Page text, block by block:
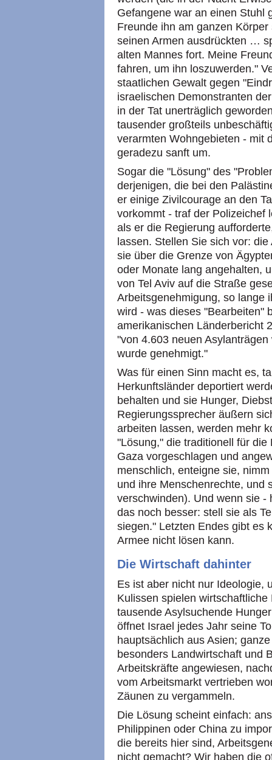
Gefangene war an einen Stuhl
Freunde ihn am ganzen
seinen Armen ausdrückten …
alten Mannes fort. Meine
fahren, um ihn loszuwerden."
staatlichen Gewalt gegen
israelischen Demonstranten
in der Tat unerträglich
tausender großteils
verarmten Wohngebieten - mit
geradezu sanft um.
Sogar die "Lösung" des
derjenigen, die bei den
er einige Zivilcourage an den
vorkommt - traf der Polizeichef
als er die Regierung
lassen. Stellen Sie sich vor:
sie über die Grenze von
oder Monate lang angehalten,
von Tel Aviv auf die Straße
Arbeitsgenehmigung, so lange
wird - was dieses "Bearbeiten"
amerikanischen Länderbericht
"von 4.603 neuen
wurde genehmigt."
Was für einen Sinn macht es,
Herkunftsländer deportiert
behalten und sie Hunger,
Regierungssprecher äußern
arbeiten lassen, werden mehr
"Lösung," die traditionell für
Gaza vorgeschlagen und
menschlich, enteigne sie,
und ihre Menschenrechte, und
verschwinden). Und wenn sie
das noch besser: stell sie als
siegen." Letzten Endes gibt es
Armee nicht lösen kann.
Die Wirtschaft dahinter
Es ist aber nicht nur Ideologie,
Kulissen spielen
tausende Asylsuchende
öffnet Israel jedes Jahr seine
hauptsächlich aus Asien;
besonders Landwirtschaft und
Arbeitskräfte angewiesen,
vom Arbeitsmarkt vertrieben
Zäunen zu vergammeln.
Die Lösung scheint einfach:
Philippinen oder China zu
die bereits hier sind,
nicht gemacht? Wir haben die